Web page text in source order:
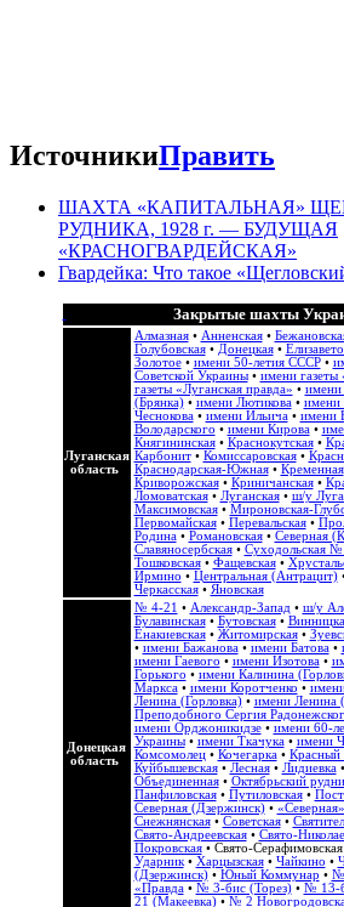
ИсточникиПравить
ШАХТА «КАПИТАЛЬНАЯ»
РУДНИКА, 1928 г. — БУДУЩАЯ
«КРАСНОГВАРДЕЙСКАЯ»
Гвардейка: Что такое
Закрытые шахты
Луганская
область
Алмазная• Анненская•
Голубовская• Донецкая•
Золотое• имени 50-летия СССР•
Советской Украины• имени газеты
газеты «Луганская правда» • имени
(Брянка)• имени Лютикова• имени
Чеснокова• имени Ильича• имени
Володарского • имени Кирова•
Княгининская• Краснокутская•
Карбонит• Комиссаровская•
Краснодарская-Южная• Кременная
Криворожская• Криничанская•
Ломоватская• Луганская• ш/у
Максимовская• Мироновская-
Первомайская• Перевальская•
Родина• Романовская• Северная
Славяносербская• Суходольская №
Тошковская• Фащевская•
Ирмино • Центральная (Антрацит)
Черкасская• Яновская
Донецкая
область
№ 4-21 • Александр-Запад • ш/у
Булавинская• Бутовская•
Енакиевская• Житомирская•
• имени Бажанова• имени Батова•
имени Гаевого • имени Изотова•
Горького • имени Калинина
Маркса• имени Коротченко •
Ленина (Горловка)• имени Ленина
Преподобного Сергия
имени Орджоникидзе• имени 60-
Украины• имени Ткачука• имени
Комсомолец• Кочегарка• Красный
Куйбышевская• Лесная• Лидиевка•
Объединенная• Октябрьский
Панфиловская• Путиловская•
Северная (Дзержинск)•
Снежнянская• Советская•
Свято-Андреевская• Свято-
Покровская• Свято-Серафимовская
Ударник• Харцызская• Чайкино •
(Дзержинск)• Юный Коммунар • №
«Правда• № 3-бис (Торез)• № 13-
21 (Макеевка)• № 2